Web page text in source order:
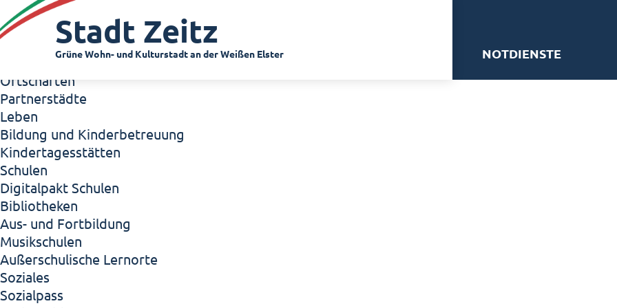
Zeitz - Die Kleinstadt
Willkommen in Zeitz!
Interview mit Oberbürgermeister Christian Thieme
Zeitz - Stadt der Zukunft
Ortschaften
Partnerstädte
Leben
Bildung und Kinderbetreuung
Kindertagesstätten
Schulen
Digitalpakt Schulen
Bibliotheken
Aus- und Fortbildung
Musikschulen
Außerschulische Lernorte
Soziales
Sozialpass
Stadt Zeitz
Grüne Wohn- und Kulturstadt an der Weißen Elster NOTDIENSTE